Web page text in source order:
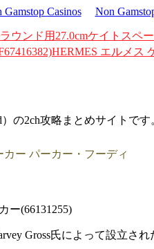
Gamstop Casinos Non
ウンド用27.0cmケイトスペ
HERMES エルメス
の2ch攻略まとめサイトです
カー パーカー・フーディ
ー(66131255)
Gross氏によって設立